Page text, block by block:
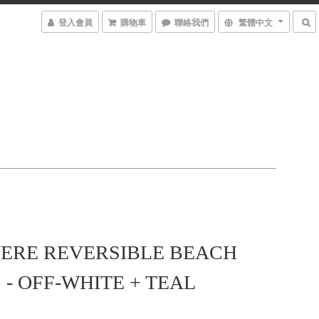
登入會員 購物車 聯絡我們 繁體中文
REVERSIBLE BEACH
- OFF-WHITE + TEAL